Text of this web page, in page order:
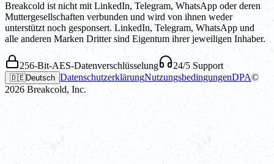
Breakcold ist nicht mit LinkedIn, Telegram, WhatsApp oder deren
Muttergesellschaften verbunden und wird von ihnen weder
unterstützt noch gesponsert. LinkedIn, Telegram, WhatsApp und
alle anderen Marken Dritter sind Eigentum ihrer jeweiligen Inhaber.
256-Bit-AES-Datenverschlüsselung 24/5 Support
🇩🇪Deutsch DatenschutzerklärungNutzungsbedingungenDPA©
2026 Breakcold, Inc.